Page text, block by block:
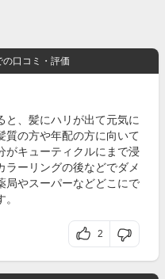
の口コミ・評価
と、髪にハリが出て元気に
質の方や年配の方に向いて
がキューティクルにまで浸
ラーリングの後などでダメ
局やスーパーなどどこにで
2